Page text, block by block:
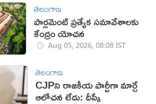
తెలంగాణ
పార్లమెంట్‌ ప్రత్యేక సమావేశాలకు
కేంద్రం యోచన
Aug 05, 2026, 08:08 IST
తెలంగాణ
CJPని రాజకీయ పార్టీగా మార్చే
ఆలోచన లేదు: దీప్కే